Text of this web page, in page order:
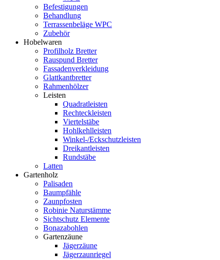
Befestigungen
Behandlung
Terrassenbeläge WPC
Zubehör
Hobelwaren
Profilholz Bretter
Rauspund Bretter
Fassadenverkleidung
Glattkantbretter
Rahmenhölzer
Leisten
Quadratleisten
Rechteckleisten
Viertelstäbe
Hohlkehlleisten
Winkel-/Eckschutzleisten
Dreikantleisten
Rundstäbe
Latten
Gartenholz
Palisaden
Baumpfähle
Zaunpfosten
Robinie Naturstämme
Sichtschutz Elemente
Bonazabohlen
Gartenzäune
Jägerzäune
Jägerzaunriegel